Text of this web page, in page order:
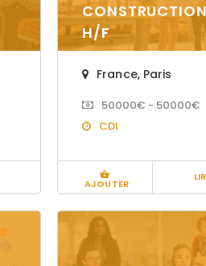
H/F
France, Paris
50000€ - 50000€
CDI
AJOUTER